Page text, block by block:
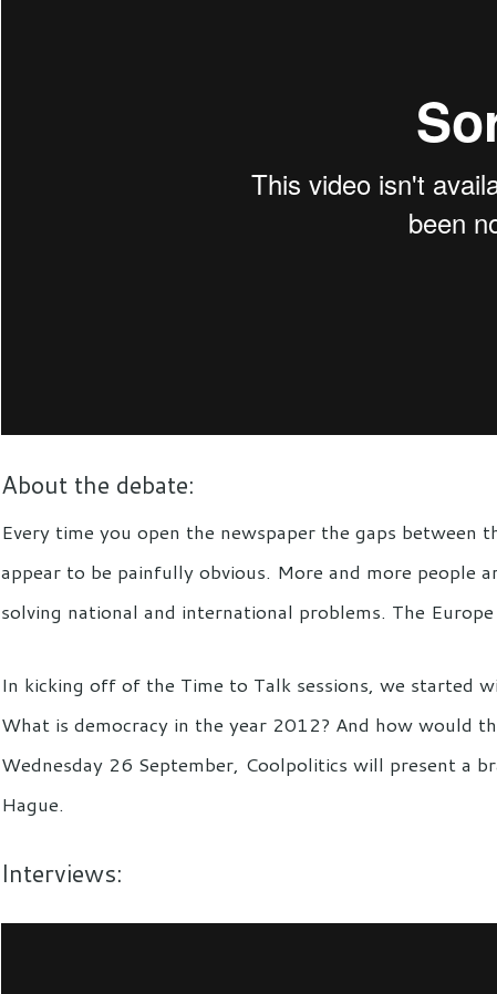
About the debate:
Every time you open the newspaper the gaps
appear to be painfully obvious. More and more people
solving national and international problems. The
In kicking off of the Time to Talk sessions, we started
What is democracy in the year 2012? And how would
Wednesday 26 September, Coolpolitics will present a
Hague.
Interviews: